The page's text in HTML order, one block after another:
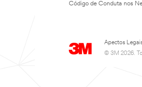
Código de Conduta nos
Apectos
© 3M 2026.